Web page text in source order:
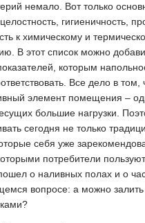
немало. Вот только
гигиеничность,
к химическому и
В этот список можно
которым
Все дело в том,
элемент помещения –
большие нагрузки.
сегодня не только
себя уже
потребители
о наливных полах и о
вопросе: а можно